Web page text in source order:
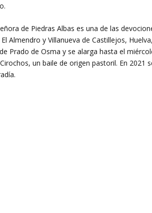
de Piedras Albas es una de las
Almendro y Villanueva de Castillejos,
Prado de Osma y se alarga hasta el
un baile de origen pastoril. En 2021